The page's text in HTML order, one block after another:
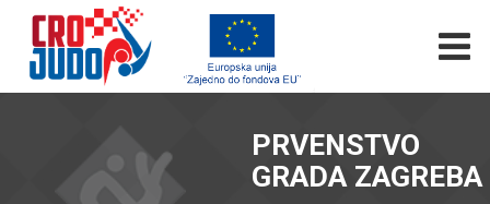
PRVENSTVO
GRADA ZAGREBA